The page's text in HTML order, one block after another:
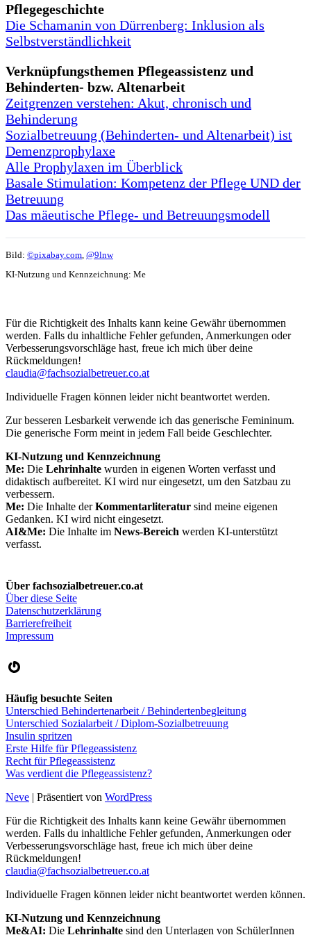
Pflegegeschichte
Die Schamanin von Dürrenberg: Inklusion als
Selbstverständlichkeit
Verknüpfungsthemen Pflegeassistenz und
Behinderten- bzw. Altenarbeit
Zeitgrenzen verstehen: Akut, chronisch und
Behinderung
Sozialbetreuung (Behinderten- und Altenarbeit) ist
Demenzprophylaxe
Alle Prophylaxen im Überblick
Basale Stimulation: Kompetenz der Pflege UND der
Betreuung
Das mäeutische Pflege- und Betreuungsmodell
Bild: ©pixabay.com @9lnw
KI-Nutzung und Kennzeichnung: Me
Für die Richtigkeit des Inhalts kann keine Gewähr übernommen
werden. Falls du inhaltliche Fehler gefunden, Anmerkungen oder
Verbesserungsvorschläge hast, freue ich mich über deine
Rückmeldungen!
claudia@fachsozialbetreuer.co.at
Individuelle Fragen können leider nicht beantwortet werden.
Zur besseren Lesbarkeit verwende ich das generische Femininum.
Die generische Form meint in jedem Fall beide Geschlechter.
KI-Nutzung und Kennzeichnung
Me: Die Lehrinhalte wurden in eigenen Worten verfasst und
didaktisch aufbereitet. KI wird nur eingesetzt, um den Satzbau zu
verbessern.
Me: Die Inhalte derKommentarliteratur sind meine eigenen
Gedanken. KI wird nicht eingesetzt.
AI&Me: Die Inhalte im News-Bereich werden KI-unterstützt
verfasst.
Über fachsozialbetreuer.co.at
Über diese Seite
Datenschutzerklärung
Barrierefreiheit
Impressum
Gravatar
Häufig besuchte Seiten
Unterschied Behindertenarbeit / Behindertenbegleitung
Unterschied Sozialarbeit / Diplom-Sozialbetreuung
Insulin spritzen
Erste Hilfe für Pflegeassistenz
Recht für Pflegeassistenz
Was verdient die Pflegeassistenz?
Neve | Präsentiert von WordPress
Für die Richtigkeit des Inhalts kann keine Gewähr übernommen
werden. Falls du inhaltliche Fehler gefunden, Anmerkungen oder
Verbesserungsvorschläge hast, freue ich mich über deine
Rückmeldungen!
claudia@fachsozialbetreuer.co.at
Individuelle Fragen können leider nicht beantwortet werden können.
KI-Nutzung und Kennzeichnung
Me&AI: Die Lehrinhalte sind den Unterlagen von SchülerInnen